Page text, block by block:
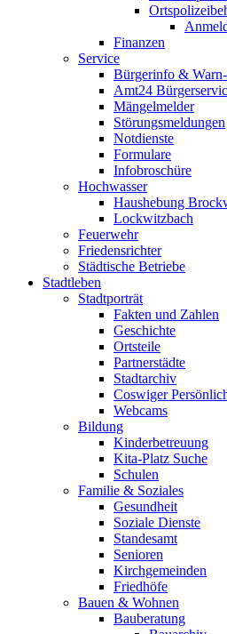
Finanzen
Service
Bürgerinfo &
Amt24
Mängelmelder
Störungsmeldungen
Notdienste
Formulare
Infobroschüre
Hochwasser
Haushebung
Lockwitzbach
Feuerwehr
Friedensrichter
Städtische Betriebe
Stadtleben
Stadtporträt
Fakten und Zahlen
Geschichte
Ortsteile
Partnerstädte
Stadtarchiv
Coswiger
Webcams
Bildung
Kinderbetreuung
Kita-Platz Suche
Schulen
Familie & Soziales
Gesundheit
Soziale Dienste
Standesamt
Senioren
Kirchgemeinden
Friedhöfe
Bauen & Wohnen
Bauberatung